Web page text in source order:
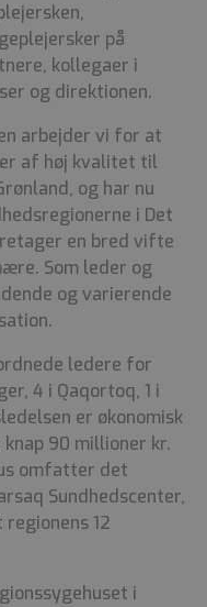
på
kollegaer i
og direktionen.
arbejder vi for at
af høj kvalitet til
og har nu
i Det
en bred vifte
Som leder og
og varierende
ledere for
4 i Qaqortoq, 1 i
er økonomisk
90 millioner kr.
omfatter det
Sundhedscenter,
12
i